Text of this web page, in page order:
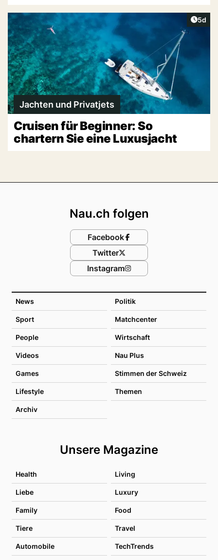
5d
Jachten und Privatjets
Cruisen für Beginner: So
chartern Sie eine Luxusjacht
News Politik
Sport Matchcenter
People Wirtschaft
Videos Nau Plus
Games Stimmen der Schweiz
Lifestyle Themen
Archiv
Unsere Magazine
Health Living
Liebe Luxury
Family Food
Tiere Travel
Automobile TechTrends
Nau.ch folgen
Facebook
Twitter
Instagram